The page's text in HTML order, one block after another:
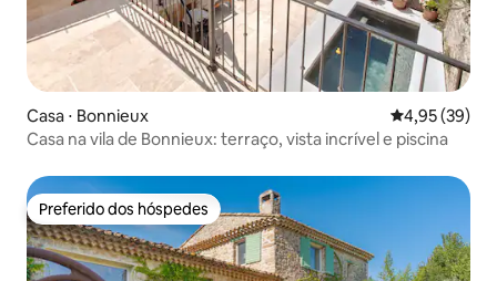
Casa ⋅ Bonnieux 4,95 de uma
4,95 (39)
Casa na vila de Bonnieux: terraço, vista incrível e piscina
Preferido dos hóspedes
Preferido dos hóspedes